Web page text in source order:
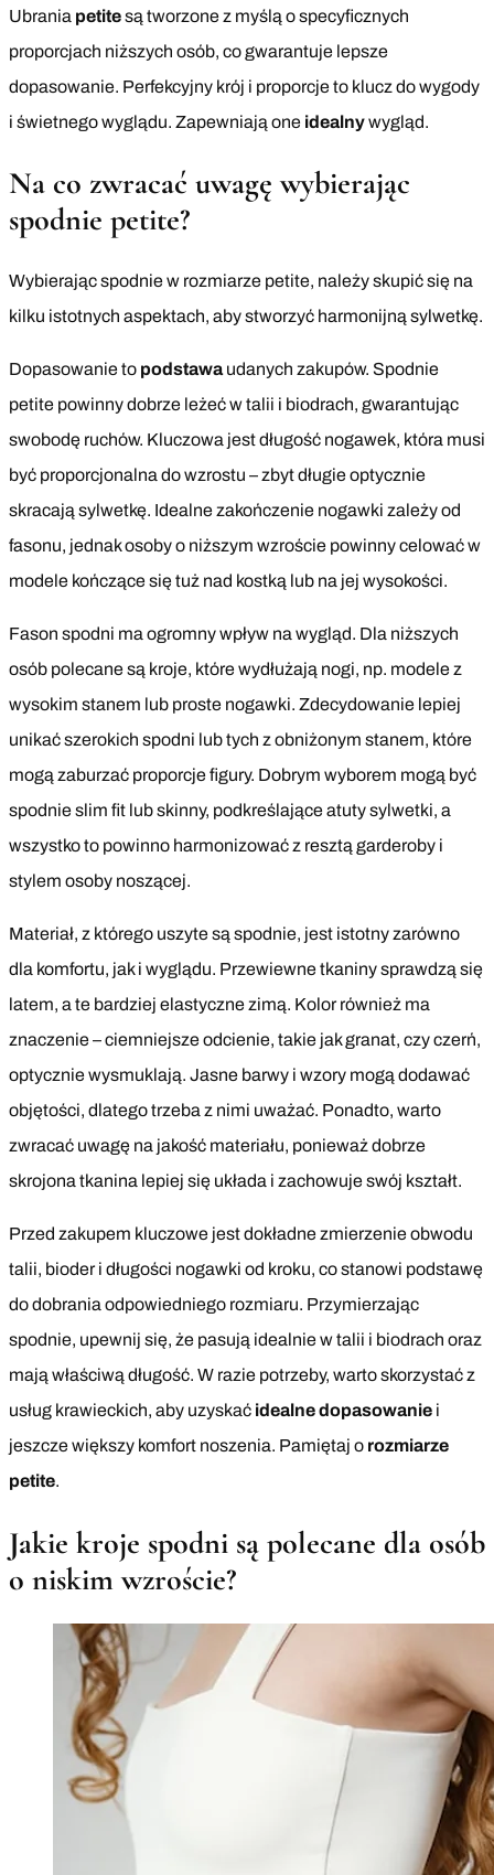
Ubrania petitesą tworzone z myślą o specyficznych
proporcjach niższych osób, co gwarantuje lepsze
dopasowanie. Perfekcyjny krój i proporcje to klucz do wygody
i świetnego wyglądu. Zapewniają one idealnywygląd.
Na co zwracać uwagę wybierając
spodnie petite?
Wybierając spodnie w rozmiarze petite, należy skupić się na
kilku istotnych aspektach, aby stworzyć harmonijną sylwetkę.
Dopasowanie to podstawaudanych zakupów. Spodnie
petite powinny dobrze leżeć w talii i biodrach, gwarantując
swobodę ruchów. Kluczowa jest długość nogawek, która musi
być proporcjonalna do wzrostu – zbyt długie optycznie
skracają sylwetkę. Idealne zakończenie nogawki zależy od
fasonu, jednak osoby o niższym wzroście powinny celować w
modele kończące się tuż nad kostką lub na jej wysokości.
Fason spodni ma ogromny wpływ na wygląd. Dla niższych
osób polecane są kroje, które wydłużają nogi, np. modele z
wysokim stanem lub proste nogawki. Zdecydowanie lepiej
unikać szerokich spodni lub tych z obniżonym stanem, które
mogą zaburzać proporcje figury. Dobrym wyborem mogą być
spodnie slim fit lub skinny, podkreślające atuty sylwetki, a
wszystko to powinno harmonizować z resztą garderoby i
stylem osoby noszącej.
Materiał, z którego uszyte są spodnie, jest istotny zarówno
dla komfortu, jak i wyglądu. Przewiewne tkaniny sprawdzą się
latem, a te bardziej elastyczne zimą. Kolor również ma
znaczenie – ciemniejsze odcienie, takie jak granat, czy czerń,
optycznie wysmuklają. Jasne barwy i wzory mogą dodawać
objętości, dlatego trzeba z nimi uważać. Ponadto, warto
zwracać uwagę na jakość materiału, ponieważ dobrze
skrojona tkanina lepiej się układa i zachowuje swój kształt.
Przed zakupem kluczowe jest dokładne zmierzenie obwodu
talii, bioder i długości nogawki od kroku, co stanowi podstawę
do dobrania odpowiedniego rozmiaru. Przymierzając
spodnie, upewnij się, że pasują idealnie w talii i biodrach oraz
mają właściwą długość. W razie potrzeby, warto skorzystać z
usług krawieckich, aby uzyskać idealne dopasowanie i
jeszcze większy komfort noszenia. Pamiętaj o rozmiarze
petite.
Jakie kroje spodni są polecane dla osób
o niskim wzroście?